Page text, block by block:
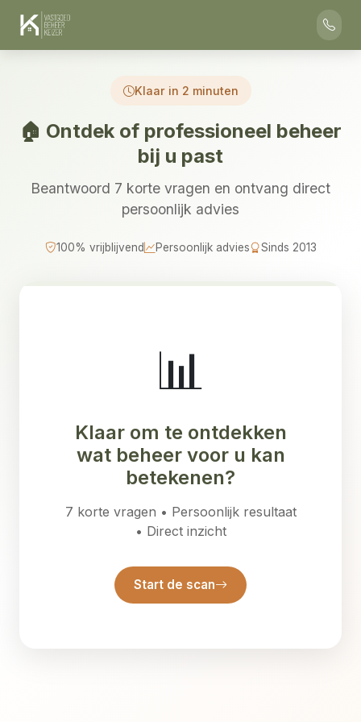
Klaar in 2 minuten
🏠 Ontdek of professioneel beheer
bij u past
Beantwoord 7 korte vragen en ontvang direct
persoonlijk advies
100% vrijblijvend Persoonlijk advies Sinds 2013
📊
Klaar om te ontdekken
wat beheer voor u kan
betekenen?
7 korte vragen • Persoonlijk resultaat
• Direct inzicht
Start de scan